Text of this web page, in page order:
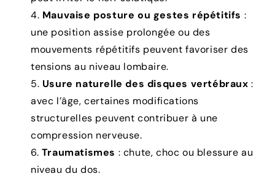
Mauvaise posture ou gestes répétitifs :
une position assise prolongée ou des
mouvements répétitifs peuvent favoriser des
tensions au niveau lombaire.
Usure naturelle des disques vertébraux :
avec l’âge, certaines modifications
structurelles peuvent contribuer à une
compression nerveuse.
Traumatismes : chute, choc ou blessure au
niveau du dos.